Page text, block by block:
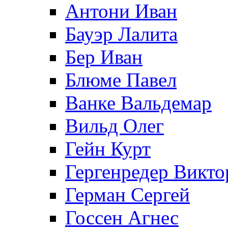
Антони Иван
Бауэр Лалита
Бер Иван
Блюме Павел
Ванке Вальдемар
Вильд Олег
Гейн Курт
Гергенредер
Герман Сергей
Госсен Агнес